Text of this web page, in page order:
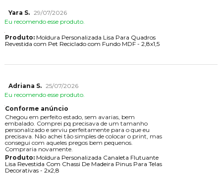
Yara S. 29/07/2026
Eu recomendo esse produto.
Produto:Moldura Personalizada Lisa Para Quadros
Revestida com Pet Reciclado com Fundo MDF - 2,8x1,5
Adriana S. 25/07/2026
Eu recomendo esse produto.
Conforme anúncio
Chegou em perfeito estado, sem avarias, bem
embalado. Comprei pq precisava de um tamanho
personalizado e serviu perfeitamente para o que eu
precisava. Não achei tão simples de colocar o print, mas
consegui com aqueles pregos bem pequenos.
Compraria novamente.
Produto:Moldura Personalizada Canaleta Flutuante
Lisa Revestida Com Chassi De Madeira Pinus Para Telas
Decorativas - 2x2,8